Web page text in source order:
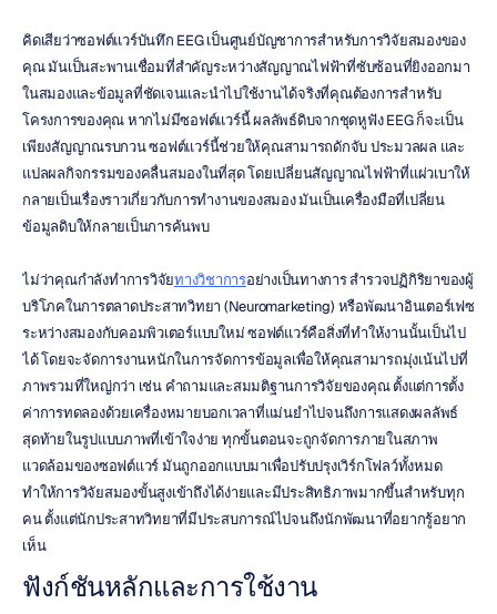
คิดเสียว่าซอฟต์แวร์บันทึก EEG เป็นศูนย์บัญชาการสำหรับการวิจัยสมองของ
คุณ มันเป็นสะพานเชื่อมที่สำคัญระหว่างสัญญาณไฟฟ้าที่ซับซ้อนที่ยิงออกมา
ในสมองและข้อมูลที่ชัดเจนและนำไปใช้งานได้จริงที่คุณต้องการสำหรับ
โครงการของคุณ หากไม่มีซอฟต์แวร์นี้ ผลลัพธ์ดิบจากชุดหูฟัง EEG ก็จะเป็น
เพียงสัญญาณรบกวน ซอฟต์แวร์นี้ช่วยให้คุณสามารถดักจับ ประมวลผล และ
แปลผลกิจกรรมของคลื่นสมองในที่สุด โดยเปลี่ยนสัญญาณไฟฟ้าที่แผ่วเบาให้
กลายเป็นเรื่องราวเกี่ยวกับการทำงานของสมอง มันเป็นเครื่องมือที่เปลี่ยน
ข้อมูลดิบให้กลายเป็นการค้นพบ
ไม่ว่าคุณกำลังทำการวิจัยทางวิชาการอย่างเป็นทางการ สำรวจปฏิกิริยาของผู้
บริโภคในการตลาดประสาทวิทยา (Neuromarketing) หรือพัฒนาอินเตอร์เฟซ
ระหว่างสมองกับคอมพิวเตอร์แบบใหม่ ซอฟต์แวร์คือสิ่งที่ทำให้งานนั้นเป็นไป
ได้ โดยจะจัดการงานหนักในการจัดการข้อมูลเพื่อให้คุณสามารถมุ่งเน้นไปที่
ภาพรวมที่ใหญ่กว่า เช่น คำถามและสมมติฐานการวิจัยของคุณ ตั้งแต่การตั้ง
ค่าการทดลองด้วยเครื่องหมายบอกเวลาที่แม่นยำไปจนถึงการแสดงผลลัพธ์
สุดท้ายในรูปแบบภาพที่เข้าใจง่าย ทุกขั้นตอนจะถูกจัดการภายในสภาพ
แวดล้อมของซอฟต์แวร์ มันถูกออกแบบมาเพื่อปรับปรุงเวิร์กโฟลว์ทั้งหมด
ทำให้การวิจัยสมองขั้นสูงเข้าถึงได้ง่ายและมีประสิทธิภาพมากขึ้นสำหรับทุก
คน ตั้งแต่นักประสาทวิทยาที่มีประสบการณ์ไปจนถึงนักพัฒนาที่อยากรู้อยาก
เห็น
ฟังก์ชันหลักและการใช้งาน